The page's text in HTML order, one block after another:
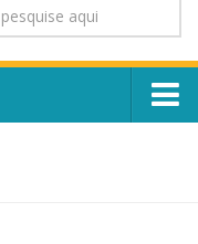
TRANSPARÊNCIA
OUVIDORIA
CONTATO